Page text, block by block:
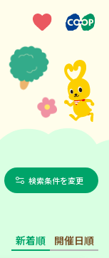
検索条件を変更
新着順 開催日順